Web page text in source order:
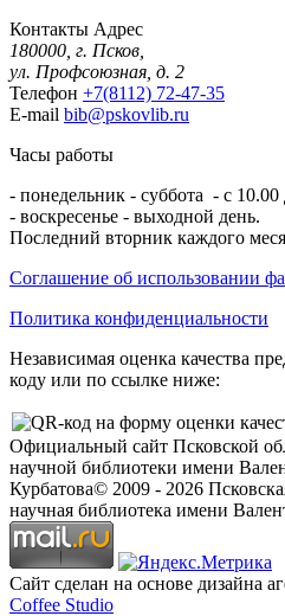
Контакты Адрес
180000, г. Псков,
ул. Профсоюзная, д. 2
Телефон +7(8112) 72-47-35
E-mail bib@pskovlib.ru
Часы работы
- понедельник - суббота - с 10.00
- воскресенье - выходной день.
Последний вторник каждого
Соглашение об использовании
Политика конфиденциальности
Независимая оценка качества
коду или по ссылке ниже:
Официальный сайт Псковской
научной библиотеки имени
Курбатова© 2009 - 2026
научная библиотека имени
Сайт сделан на основе дизайна
Coffee Studio